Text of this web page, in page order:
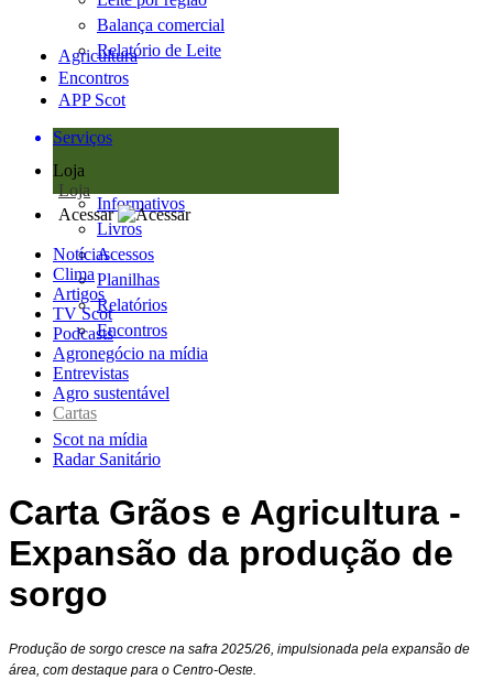
Balança comercial
Relatório de Leite
Agricultura
Encontros
APP Scot
Serviços
Loja
Loja
Informativos
Livros
Acessos
Planilhas
Relatórios
Encontros
Acessar
Notícias
Clima
Artigos
TV Scot
Podcasts
Agronegócio na mídia
Entrevistas
Agro sustentável
Cartas
Scot na mídia
Radar Sanitário
Carta Grãos e Agricultura -
Expansão da produção de
sorgo
Produção de sorgo cresce na safra 2025/26, impulsionada pela expansão de
área, com destaque para o Centro-Oeste.